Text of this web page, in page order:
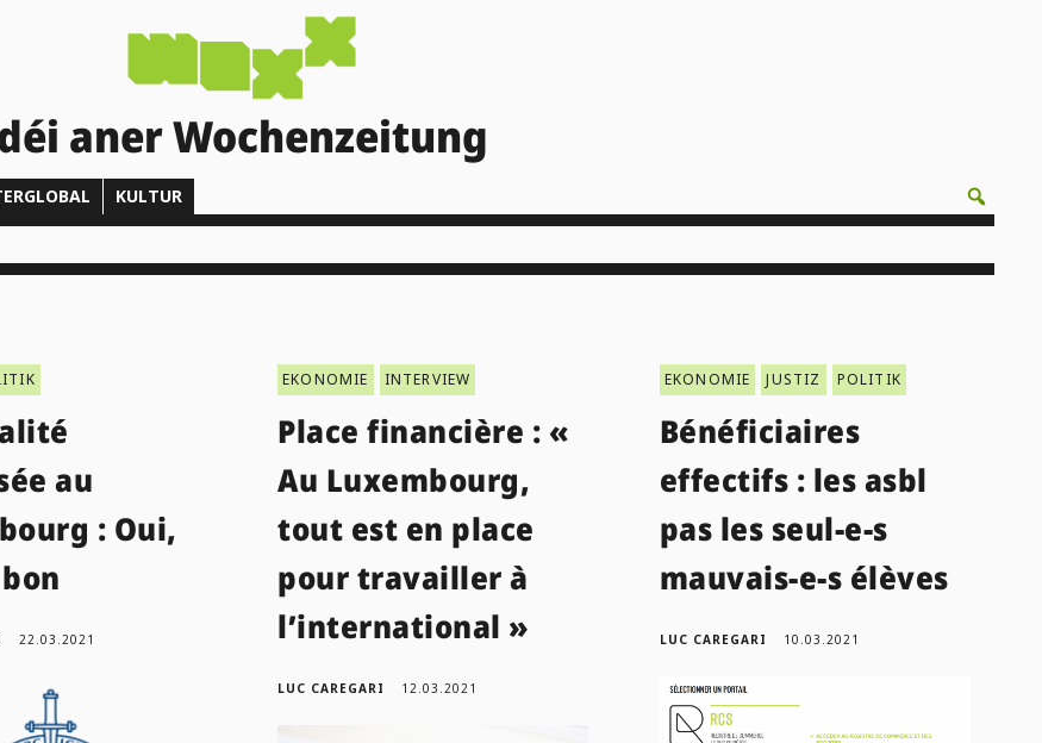
aner Wochenzeitung
KULTUR
au
: Oui,
22.03.2021
EKONOMIE INTERVIEW
Place financière : «
Au Luxembourg,
tout est en place
pour travailler à
l’international »
LUC CAREGARI 12.03.2021
EKONOMIE JUSTIZ POLITIK
Bénéficiaires
effectifs : les asbl
pas les seul-e-s
mauvais-e-s élèves
LUC CAREGARI 10.03.2021